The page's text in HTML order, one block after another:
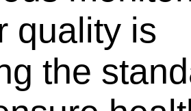
quality is
the